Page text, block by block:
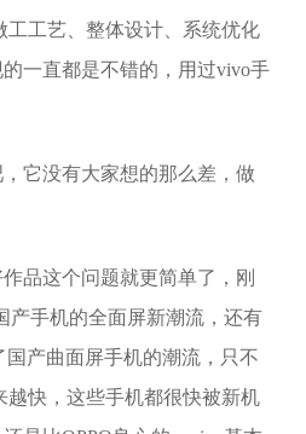
工工艺、整体设计、系统优化
一直都是不错的，用过vivo手
品这个问题就更简单了，刚
产手机的全面屏新潮流，还有
国产曲面屏手机的潮流，只不
越快，这些手机都很快被新机